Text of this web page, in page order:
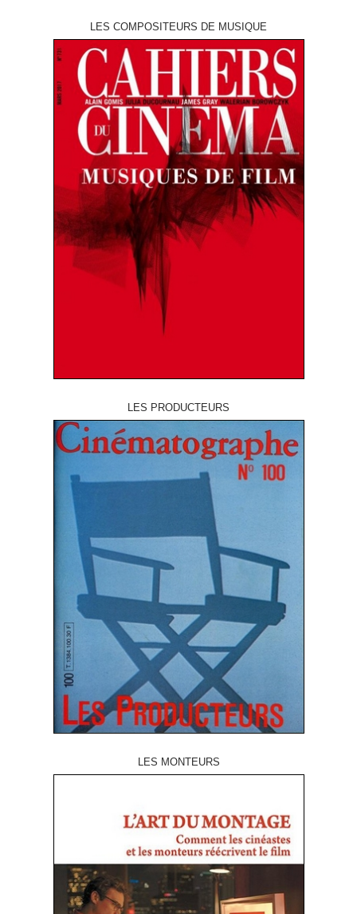
LES COMPOSITEURS DE MUSIQUE
LES PRODUCTEURS
LES MONTEURS